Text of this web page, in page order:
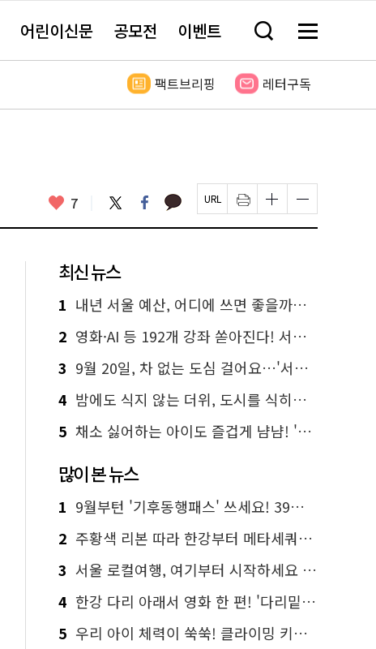
어린이신문 공모전 이벤트 검
창
기
메
전
보
팩트브리핑 레터구독
좋
요
7 트
위
터
페
이
스
카
카 페
이
지
인
쇄
하
글
자
크
하
기
글
자
크
하
최신 뉴스
1 내년 서울 예산, 어디에 쓰면 좋을까요? 온라인 투표
2 영화·AI 등 192개 강좌 쏟아진다! 서울시민대학 선착순 신청
3 9월 20일, 차 없는 도심 걸어요…'서울 걷자 페스티벌' 선착순 5천명
4 밤에도 식지 않는 더위, 도시를 식히는 시원한 해법은?
5 채소 싫어하는 아이도 즐겁게 냠냠! '찾아가는 서울시 식생활 교육' 현장
많이 본 뉴스
1 9월부턴 '기후동행패스' 쓰세요! 39세까지 청년 혜택
2 주황색 리본 따라 한강부터 메타세쿼이아 숲길까지…서울둘레길 15코스
3 서울 로컬여행, 여기부터 시작하세요 '서울에디션25'
4 한강 다리 아래서 영화 한 편! '다리밑 영화관' 무료 상영
5 우리 아이 체력이 쑥쑥! 클라이밍 키즈카페·어린이 체력장